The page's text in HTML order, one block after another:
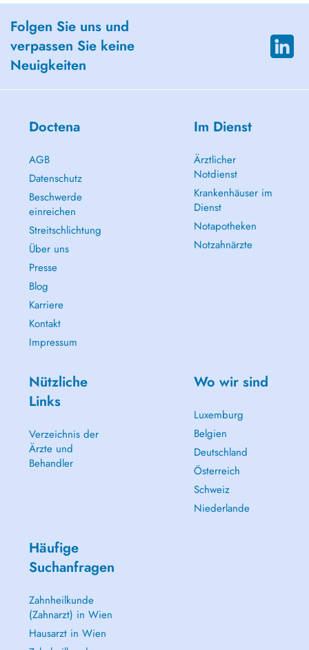
Folgen Sie uns und
verpassen Sie keine
Neuigkeiten
Doctena
AGB
Datenschutz
Beschwerde
einreichen
Streitschlichtung
Über uns
Presse
Blog
Karriere
Kontakt
Impressum
Im Dienst
Ärztlicher
Notdienst
Krankenhäuser im
Dienst
Notapotheken
Notzahnärzte
Nützliche
Links
Verzeichnis der
Ärzte und
Behandler
Wo wir sind
Luxemburg
Belgien
Deutschland
Österreich
Schweiz
Niederlande
Häufige
Suchanfragen
Zahnheilkunde
(Zahnarzt) in Wien
Hausarzt in Wien